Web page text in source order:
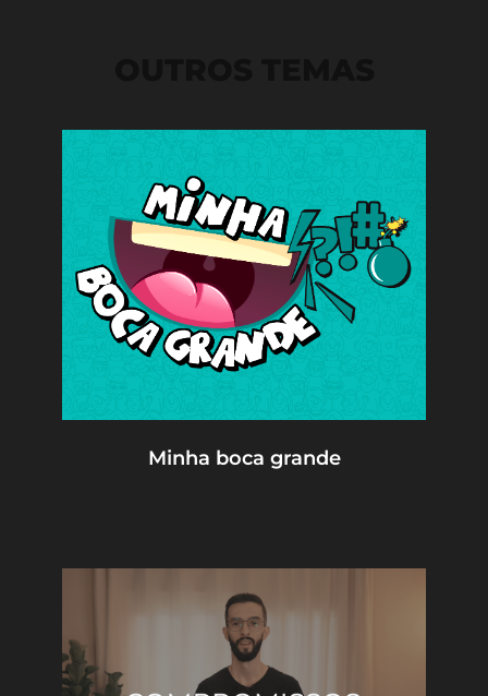
Minha boca grande